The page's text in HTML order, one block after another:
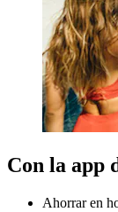
Con la app
Ahorrar en